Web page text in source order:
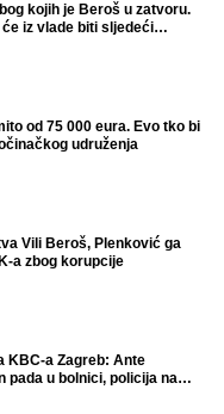
kojih je Beroš u zatvoru.
iz vlade biti sljedeći
od 75 000 eura. Evo tko bi
udruženja
Vili Beroš, Plenković ga
a zbog korupcije
KBC-a Zagreb: Ante
pada u bolnici, policija na